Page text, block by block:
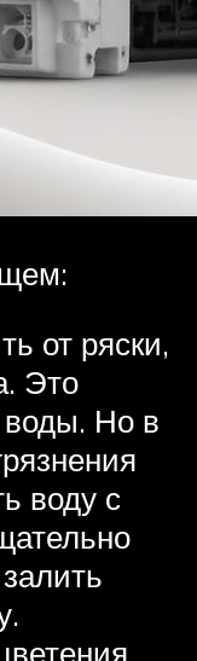
от ряски,
Это
воды. Но в
воду с